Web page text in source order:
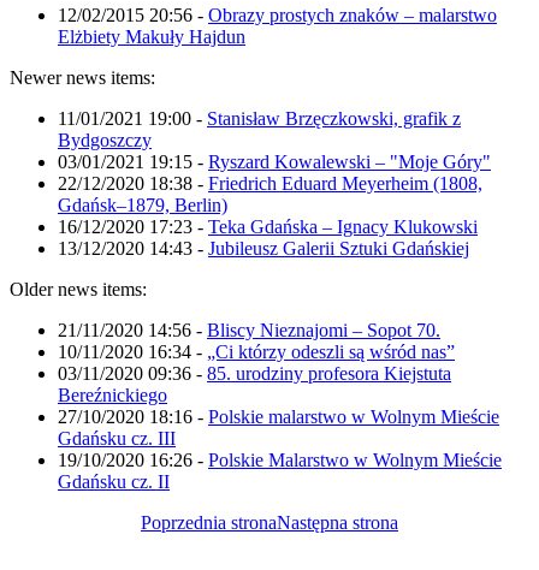
12/02/2015 20:56 - Obrazy prostych znaków – malarstwo
Elżbiety Makuły Hajdun
Newer news items:
11/01/2021 19:00 - Stanisław Brzęczkowski, grafik z
Bydgoszczy
03/01/2021 19:15 - Ryszard Kowalewski – "Moje Góry"
22/12/2020 18:38 - Friedrich Eduard Meyerheim (1808,
Gdańsk–1879, Berlin)
16/12/2020 17:23 - Teka Gdańska – Ignacy Klukowski
13/12/2020 14:43 - Jubileusz Galerii Sztuki Gdańskiej
Older news items:
21/11/2020 14:56 - Bliscy Nieznajomi – Sopot 70.
10/11/2020 16:34 - „Ci którzy odeszli są wśród nas”
03/11/2020 09:36 - 85. urodziny profesora Kiejstuta
Bereźnickiego
27/10/2020 18:16 - Polskie malarstwo w Wolnym Mieście
Gdańsku cz. III
19/10/2020 16:26 - Polskie Malarstwo w Wolnym Mieście
Gdańsku cz. II
Poprzednia stronaNastępna strona